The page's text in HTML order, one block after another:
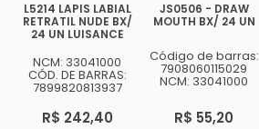
L5214 LAPIS LABIAL
RETRATIL NUDE BX/
24 UN LUISANCE
NCM: 33041000
CÓD. DE BARRAS:
7899820813937
R$ 242,40
JS0506 - DRAW
MOUTH BX/ 24 UN
Código de barras:
7908060115029
NCM: 33041000
R$ 55,20